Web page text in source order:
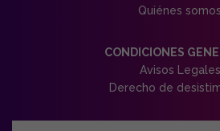
Quiénes somos
CONDICIONES
Avisos Legales
Derecho de